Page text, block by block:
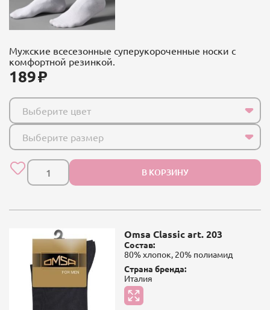
Мужские всесезонные суперукороченные носки с
комфортной резинкой.
189
Выберите цвет
Выберите размер
В КОРЗИНУ
Omsa Classic art. 203
Состав:
80% хлопок, 20% полиамид
Страна бренда:
Италия